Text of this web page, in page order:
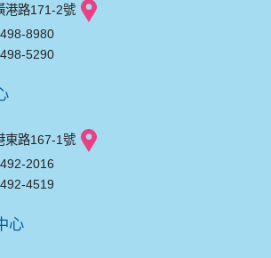
港路171-2號
8980
5290
東路167-1號
2016
4519
心